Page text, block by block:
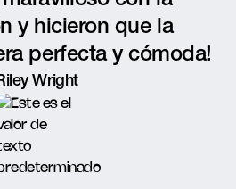
y hicieron que la
perfecta y cómoda!
Wright